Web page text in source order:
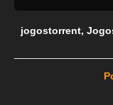
jogostorrent,